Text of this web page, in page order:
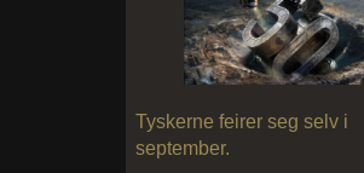
Tyskerne feirer seg selv i
september.